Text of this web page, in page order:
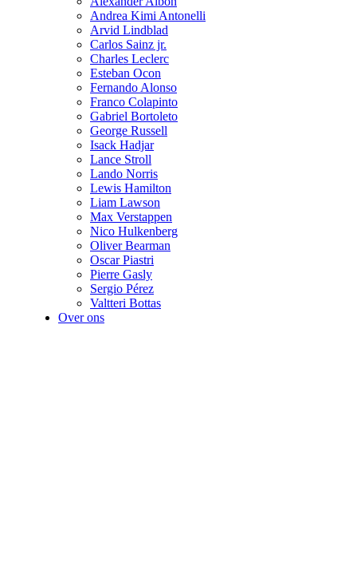
Andrea Kimi Antonelli
Arvid Lindblad
Carlos Sainz jr.
Charles Leclerc
Esteban Ocon
Fernando Alonso
Franco Colapinto
Gabriel Bortoleto
George Russell
Isack Hadjar
Lance Stroll
Lando Norris
Lewis Hamilton
Liam Lawson
Max Verstappen
Nico Hulkenberg
Oliver Bearman
Oscar Piastri
Pierre Gasly
Sergio Pérez
Valtteri Bottas
Over ons